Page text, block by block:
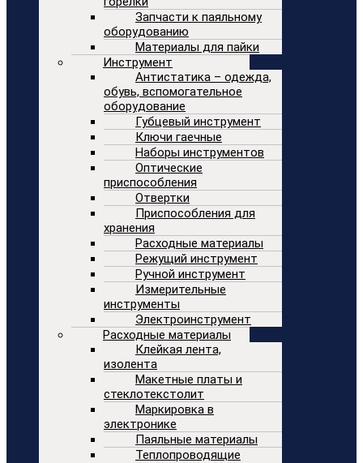
Запчасти к паяльному
оборудованию
Материалы для пайки
Инструмент
Антистатика – одежда,
обувь, вспомогательное
оборудование
Губцевый инструмент
Ключи гаечные
Наборы инструментов
Оптические
приспособления
Отвертки
Приспособления для
хранения
Расходные материалы
Режущий инструмент
Ручной инструмент
Измерительные
инструменты
Электроинструмент
Расходные материалы
Клейкая лента,
изолента
Макетные платы и
стеклотекстолит
Маркировка в
электронике
Паяльные материалы
Теплопроводящие